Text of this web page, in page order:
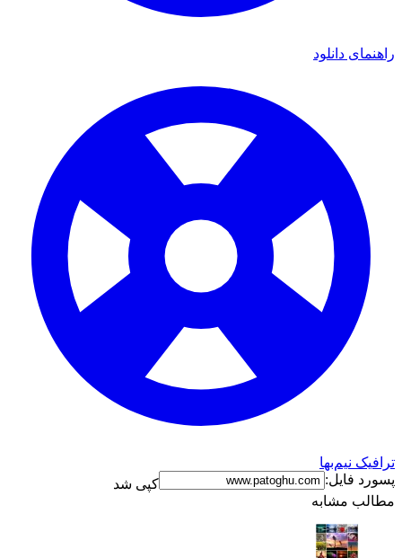
راهنمای دانلود
ترافیک نیم‌بها
پسورد فایل:
کپی شد
مطالب مشابه